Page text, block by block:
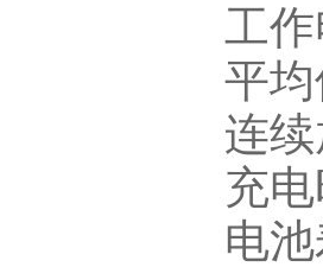
工
平
连
充
电